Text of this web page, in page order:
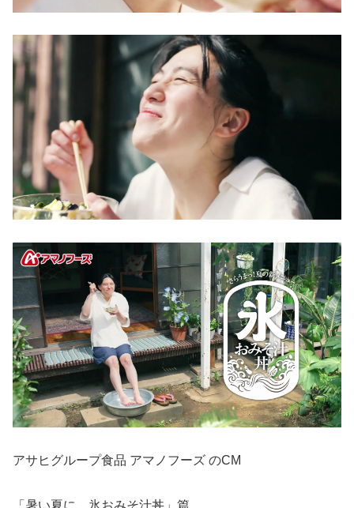
アサヒグループ食品 アマノフーズ のCM